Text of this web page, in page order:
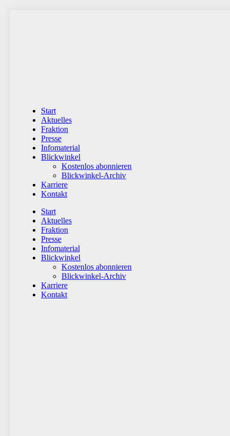
Start
Aktuelles
Fraktion
Presse
Infomaterial
Blickwinkel
Kostenlos abonnieren
Blickwinkel-Archiv
Karriere
Kontakt
Start
Aktuelles
Fraktion
Presse
Infomaterial
Blickwinkel
Kostenlos abonnieren
Blickwinkel-Archiv
Karriere
Kontakt